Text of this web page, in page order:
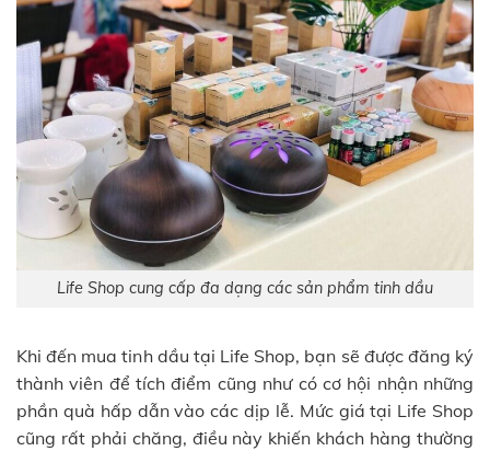
Life Shop cung cấp đa dạng các sản phẩm tinh dầu
Khi đến mua tinh dầu tại Life Shop, bạn sẽ được đăng ký
thành viên để tích điểm cũng như có cơ hội nhận những
phần quà hấp dẫn vào các dịp lễ. Mức giá tại Life Shop
cũng rất phải chăng, điều này khiến khách hàng thường